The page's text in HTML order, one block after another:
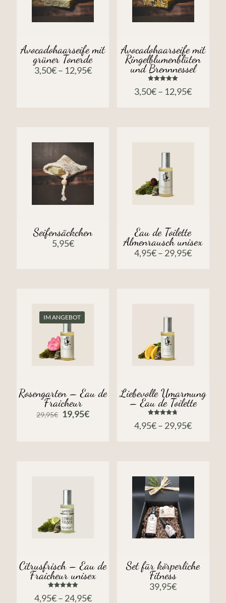
Avocadohaarseife mit
grüner Tonerde
3,50€– 12,95€
Avocadohaarseife mit
Ringelblumenblüten
und Brennnessel
mit
3,50€– 12,95€
Seifensäckchen
5,95€
Eau de Toilette
Almenrausch unisex
4,95€– 29,95€
IM ANGEBOT
Rosengarten – Eau de
Fraicheur
29,95€ Ursprünglicher
19,95€Aktueller
Liebevolle Umarmung
– Eau de Toilette
mit
4,95€– 29,95€
Citrusfrisch – Eau de
Fraicheur unisex
mit
4,95€– 24,95€
Set für körperliche
Fitness
39,95€